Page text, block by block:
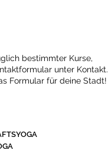
bestimmter Kurse,
unter Kontakt.
Formular für deine Stadt!